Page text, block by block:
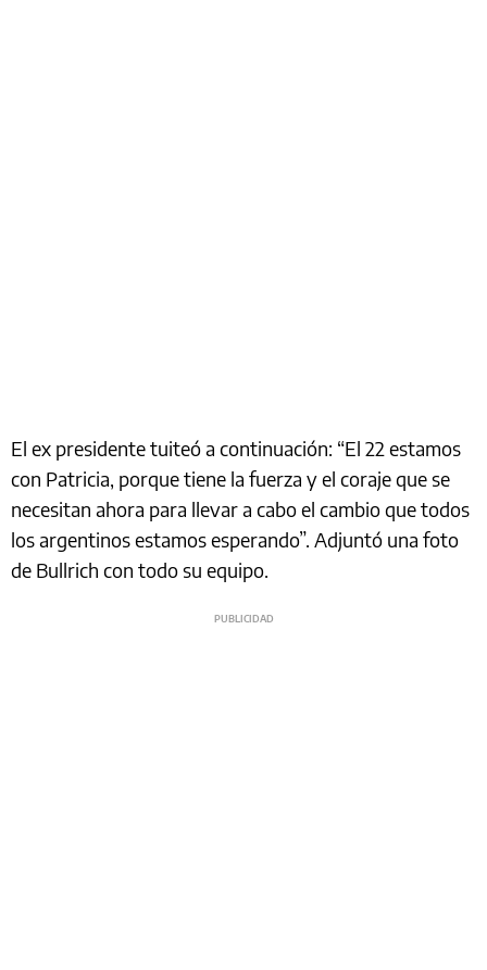
El ex presidente tuiteó a continuación: “El 22 estamos
con Patricia, porque tiene la fuerza y el coraje que se
necesitan ahora para llevar a cabo el cambio que todos
los argentinos estamos esperando”. Adjuntó una foto
de Bullrich con todo su equipo.